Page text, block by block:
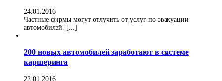
24.01.2016
Частные фирмы могут отлучить от услуг по эвакуации
автомобилей. [...]
200 новых автомобилей заработают в системе
каршеринга
22.01.2016